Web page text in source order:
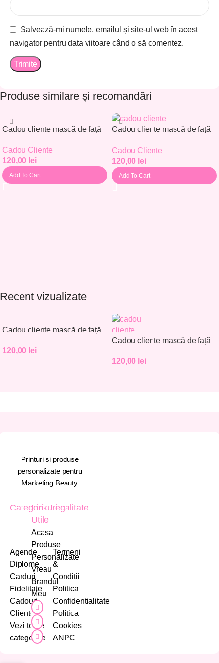
Salvează-mi numele, emailul și site-ul web în acest
navigator pentru data viitoare când o să comentez.
Produse similare și recomandări
Cadou cliente mască de față
Cadou Cliente
120,00 lei
Add To Cart
Cadou cliente mască de față
Cadou Cliente
120,00 lei
Add To Cart
Recent vizualizate
Cadou cliente mască de față
120,00 lei
Cadou cliente mască de față
120,00 lei
Printuri si produse
personalizate pentru
Marketing Beauty
Categorii
Agende
Diplome
Carduri
Fidelitate
Cadouri
Cliente
Vezi toate
categoriile
Linkuri
Utile
Acasa
Produse
Personalizate
Vreau
Brandul
Meu
Legalitate
Termeni
&
Conditii
Politica
Confidentialitate
Politica
Cookies
ANPC